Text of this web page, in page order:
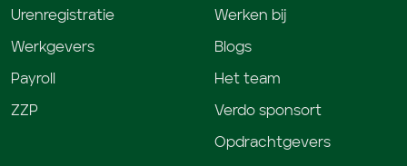
Urenregistratie
Werkgevers
Payroll
ZZP
Werken bij
Blogs
Het team
Verdo sponsort
Opdrachtgevers